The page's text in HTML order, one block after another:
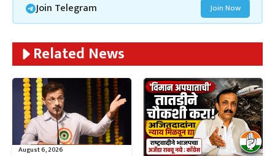
Join Telegram Join Now
Related News
August 6, 2026